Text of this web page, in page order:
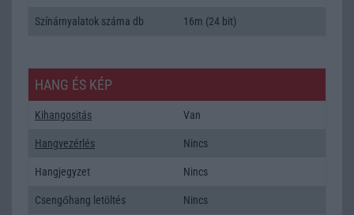
Színárnyalatok száma db 16m (24 bit)
HANG ÉS KÉP
Kihangositás Van
Hangvezérlés Nincs
Hangjegyzet Nincs
Csengőhang letöltés Nincs